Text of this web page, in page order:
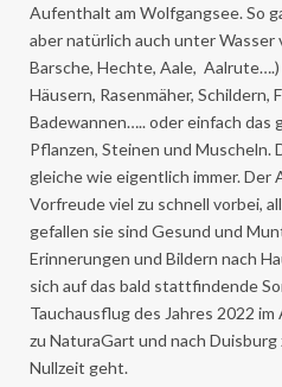
Aufenthalt am Wolfgangsee. So
aber natürlich auch unter Wasser
Barsche, Hechte, Aale,
Häusern, Rasenmäher, Schildern,
Badewannen….. oder einfach das
Pflanzen, Steinen und Muscheln.
gleiche wie eigentlich immer. Der
Vorfreude viel zu schnell vorbei,
gefallen sie sind Gesund und
Erinnerungen und Bildern nach
sich auf das bald stattfindende
Tauchausflug des Jahres 2022
zu NaturaGart und nach
Nullzeit geht.